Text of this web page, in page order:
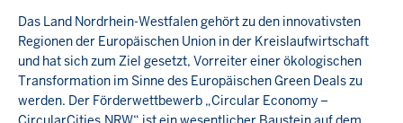
Das Land Nordrhein-Westfalen gehört zu den innovativsten
Regionen der Europäischen Union in der Kreislaufwirtschaft
und hat sich zum Ziel gesetzt, Vorreiter einer ökologischen
Transformation im Sinne des Europäischen Green Deals zu
werden. Der Förderwettbewerb „Circular Economy –